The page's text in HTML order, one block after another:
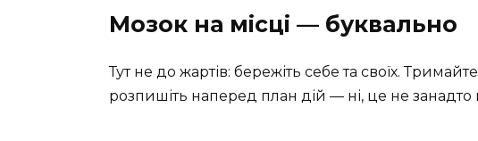
Мозок на місці — буквально
Тут не до жартів: бережіть себе та своїх.
розпишіть наперед план дій — ні, це не занадто